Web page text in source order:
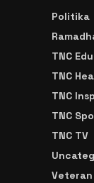
Politika
TNC
TNC
TNC
TNC
TNC TV
Veteran